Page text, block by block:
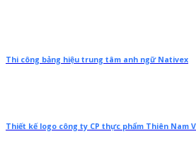
Thi công bảng hiệu trung tâm anh ngữ Nativex
Thiết kế logo công ty CP thực phẩm Thiên Nam